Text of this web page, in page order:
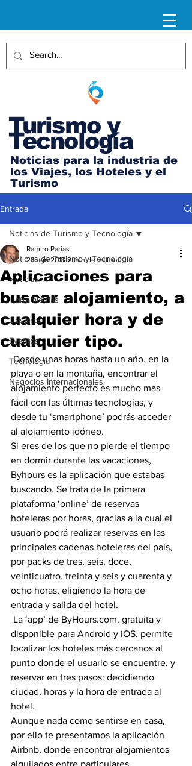
Turismo y
Tecnología
Noticias para la industria de
los Viajes, los Hoteles y el
Turismo
Entrada
Noticias de Turismo y Tecnología
Noticias
Herramientas
Destinos
Eventos
Tecnología
Negocios Internacionales
Noticias de Turismo y Tecnología
Aplicaciones para
buscar alojamiento, a
cualquier hora y de
cualquier tipo.
Ramiro Parias
28 ago 2013 2 min de lectura
Desde unas horas hasta un año, en la
playa o en la montaña, encontrar el
alojamiento perfecto es mucho más
fácil con las últimas tecnologías, y
desde tu ‘smartphone’ podrás acceder
al alojamiento idóneo.
Si eres de los que no pierde el tiempo
en dormir durante las vacaciones,
Byhours es la aplicación que estabas
buscando. Se trata de la primera
plataforma ‘online’ de reservas
hoteleras por horas, gracias a la cual el
usuario podrá realizar reservas en las
principales cadenas hoteleras del país,
por packs de tres, seis, doce,
veinticuatro, treinta y seis y cuarenta y
ocho horas, eligiendo la hora de
entrada y salida del hotel.
disponible para Android y iOS, permite
localizar los hoteles más cercanos al
punto donde el usuario se encuentre, y
reservar en tres pasos: decidiendo
ciudad, horas y la hora de entrada al
hotel.
Aunque nada como sentirse en casa,
por ello te presentamos la aplicación
Airbnb, donde encontrar alojamientos
alquilados entre particulares,